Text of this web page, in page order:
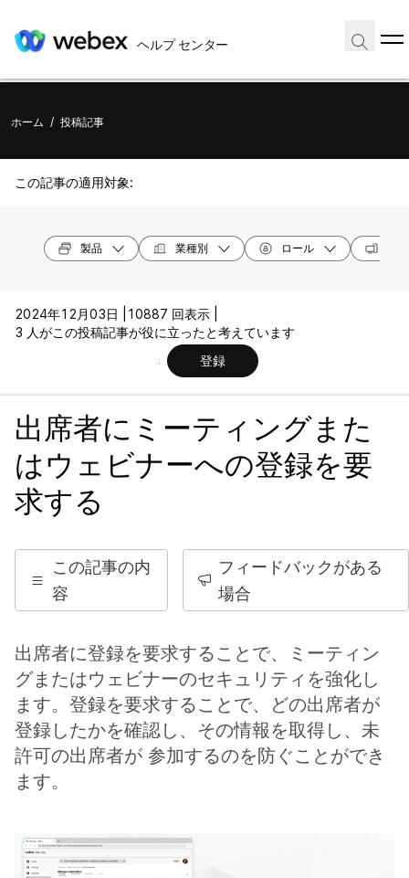
ヘルプ センター
ホーム / 投稿記事
この記事の適用対象:
製品 業種別 ロール
2024年12月03日 |
10887 回表示 |
3 人がこの投稿記事が役に立ったと考えています
登録
出席者にミーティングまた
はウェビナーへの登録を要
求する
この記事の内
容
フィードバックがある
場合
出席者に登録を要求することで、ミーティン
グまたはウェビナーのセキュリティを強化し
ます。登録を要求することで、どの出席者が
登録したかを確認し、その情報を取得し、未
許可の出席者が 参加するのを防ぐことができ
ます。